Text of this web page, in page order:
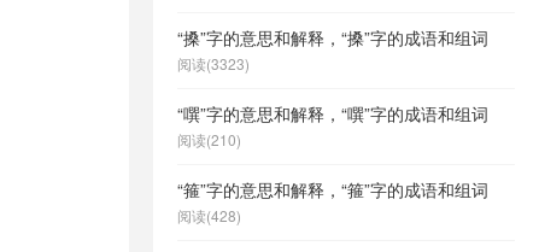
“搡”字的意思和解释，“搡”字的成语和组词
阅读(3323)
“噀”字的意思和解释，“噀”字的成语和组词
阅读(210)
“箍”字的意思和解释，“箍”字的成语和组词
阅读(428)